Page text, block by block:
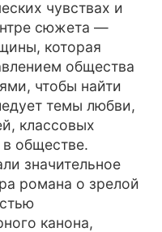
чувствах и
сюжета —
которая
общества
чтобы найти
темы любви,
классовых
обществе.
значительное
романа о зрелой
канона,